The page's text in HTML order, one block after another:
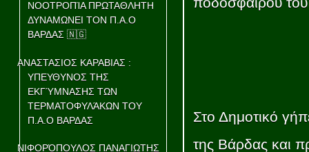
ΝΟΟΤΡΟΠΊΑ ΠΡΩΤΑΘΛΗΤΗ
ΔΥΝΑΜΩΝΕΙ ΤΟΝ Π.Α.Ο
ΒΑΡΔΑΣ 🇳🇬
ΑΝΑΣΤΑΣΙΟΣ ΚΑΡΑΒΙΑΣ :
ΥΠΕΥΘΥΝΟΣ ΤΗΣ
ΕΚΓΎΜΝΑΣΗΣ ΤΩΝ
ΤΕΡΜΑΤΟΦΥΛΆΚΩΝ ΤΟΥ
Π.Α.Ο ΒΑΡΔΑΣ
ΝΙΦΟΡΌΠΟΥΛΟΣ ΠΑΝΑΓΙΩΤΗΣ
Στο Δημοτικό
της Βάρδας και